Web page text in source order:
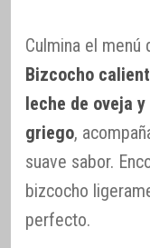
Culmina el menú
Bizcocho
leche de oveja
griego,
suave sabor.
bizcocho
perfecto.